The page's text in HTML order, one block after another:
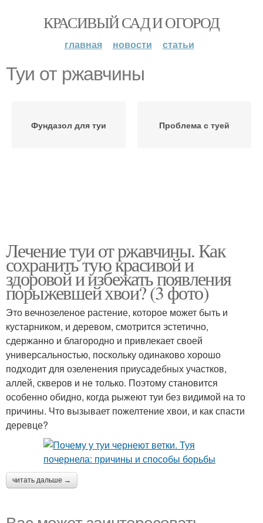
КРАСИВЫЙ САД И ОГОРОД
главная новости статьи
Туи от ржавчины
Фундазол для туи Проблема с туей
Лечение туи от ржавчины. Как
сохранить тую красивой и
здоровой и избежать появления
порыжевшей хвои? (3 фото)
Это вечнозеленое растение, которое может быть и
кустарником, и деревом, смотрится эстетично,
сдержанно и благородно и привлекает своей
универсальностью, поскольку одинаково хорошо
подходит для озеленения приусадебных участков,
аллей, скверов и не только. Поэтому становится
особенно обидно, когда рыжеют туи без видимой на то
причины. Что вызывает пожелтение хвои, и как спасти
деревце?
читать дальше →